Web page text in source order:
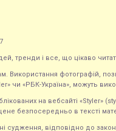
тренди і все, що цікаво
Використання
чи «РБК-Україна», можуть
на вебсайті
безпосередньо в тексті
судження, відповідно до